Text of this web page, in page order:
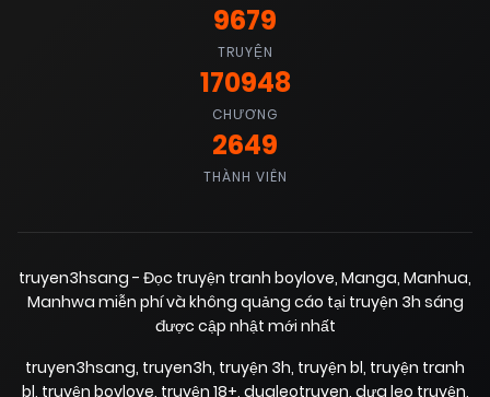
9679
TRUYỆN
170948
CHƯƠNG
2649
THÀNH VIÊN
truyen3hsang - Đọc truyện tranh boylove, Manga, Manhua,
Manhwa miễn phí và không quảng cáo tại truyện 3h sáng
được cập nhật mới nhất
truyen3hsang, truyen3h, truyện 3h, truyện bl, truyện tranh
bl, truyện boylove, truyện 18+, dualeotruyen, dưa leo truyện,